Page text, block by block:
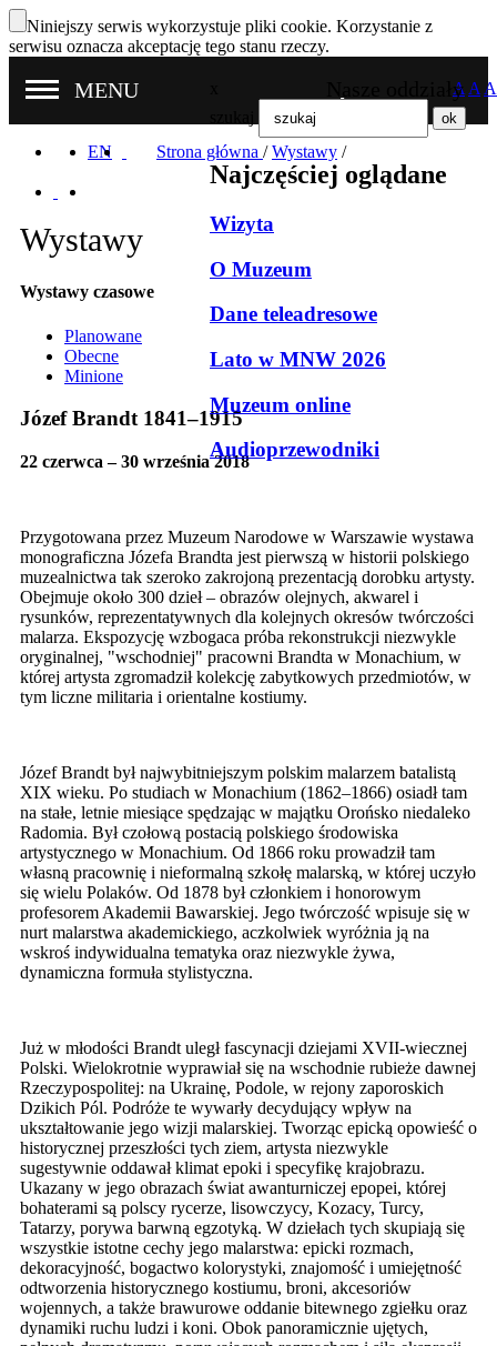
Niniejszy serwis wykorzystuje pliki cookie. Korzystanie z
serwisu oznacza akceptację tego stanu rzeczy.
Nasze oddziały
MENU
Najczęściej oglądane
Wizyta
O Muzeum
Dane teleadresowe
Lato w MNW 2026
Muzeum online
Audioprzewodniki
A A A
EN Strona główna / Wystawy /
Wystawy
Wystawy czasowe
Planowane
Obecne
Minione
Józef Brandt 1841–1915
22 czerwca – 30 września 2018
Przygotowana przez Muzeum Narodowe w Warszawie wystawa
monograficzna Józefa Brandta jest pierwszą w historii polskiego
muzealnictwa tak szeroko zakrojoną prezentacją dorobku artysty.
Obejmuje około 300 dzieł – obrazów olejnych, akwarel i
rysunków, reprezentatywnych dla kolejnych okresów twórczości
malarza. Ekspozycję wzbogaca próba rekonstrukcji niezwykle
oryginalnej, "wschodniej" pracowni Brandta w Monachium, w
której artysta zgromadził kolekcję zabytkowych przedmiotów, w
tym liczne militaria i orientalne kostiumy.
Józef Brandt był najwybitniejszym polskim malarzem batalistą
XIX wieku. Po studiach w Monachium (1862–1866) osiadł tam
na stałe, letnie miesiące spędzając w majątku Orońsko niedaleko
Radomia. Był czołową postacią polskiego środowiska
artystycznego w Monachium. Od 1866 roku prowadził tam
własną pracownię i nieformalną szkołę malarską, w której uczyło
się wielu Polaków. Od 1878 był członkiem i honorowym
profesorem Akademii Bawarskiej. Jego twórczość wpisuje się w
nurt malarstwa akademickiego, aczkolwiek wyróżnia ją na
wskroś indywidualna tematyka oraz niezwykle żywa,
dynamiczna formuła stylistyczna.
Już w młodości Brandt uległ fascynacji dziejami XVII-wiecznej
Polski. Wielokrotnie wyprawiał się na wschodnie rubieże dawnej
Rzeczypospolitej: na Ukrainę, Podole, w rejony zaporoskich
Dzikich Pól. Podróże te wywarły decydujący wpływ na
ukształtowanie jego wizji malarskiej. Tworząc epicką opowieść o
historycznej przeszłości tych ziem, artysta niezwykle
sugestywnie oddawał klimat epoki i specyfikę krajobrazu.
Ukazany w jego obrazach świat awanturniczej epopei, której
bohaterami są polscy rycerze, lisowczycy, Kozacy, Turcy,
Tatarzy, porywa barwną egzotyką. W dziełach tych skupiają się
wszystkie istotne cechy jego malarstwa: epicki rozmach,
dekoracyjność, bogactwo kolorystyki, znajomość i umiejętność
odtworzenia historycznego kostiumu, broni, akcesoriów
wojennych, a także brawurowe oddanie bitewnego zgiełku oraz
dynamiki ruchu ludzi i koni. Obok panoramicznie ujętych,